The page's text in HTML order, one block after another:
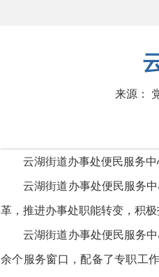
来源：
云湖街道办事处便民服务中
云湖街道办事处便民服务
革，推进办事处职能转变，积
云湖街道办事处便民服务
余个服务窗口，配备了专职工